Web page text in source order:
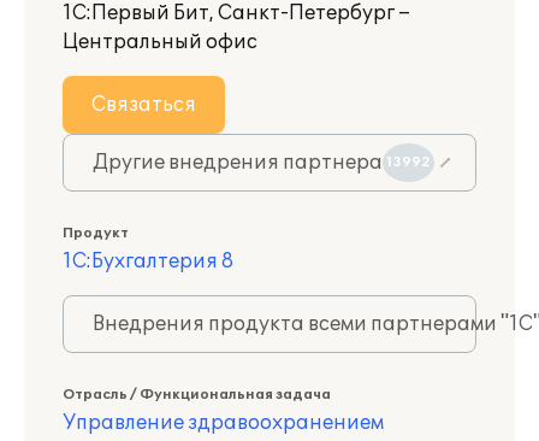
1С:Первый Бит, Санкт-Петербург –
Центральный офис
Связаться
Другие внедрения партнера 13992
Продукт
1С:Бухгалтерия 8
Внедрения продукта всеми партнерами
Отрасль / Функциональная задача
Управление здравоохранением